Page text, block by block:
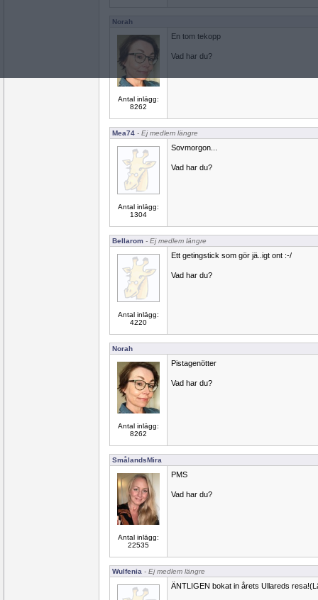
Norah
Antal inlägg:
8262
En tom tekopp
Vad har du?
Mea74 - Ej medlem längre
Antal inlägg:
1304
Sovmorgon...
Vad har du?
Bellarom - Ej medlem längre
Antal inlägg:
4220
Ett getingstick som gör jä..igt ont :-/
Vad har du?
Norah
Antal inlägg:
8262
Pistagenötter
Vad har du?
SmålandsMira
Antal inlägg:
22535
PMS
Vad har du?
Wulfenia - Ej medlem längre
ÄNTLIGEN bokat in årets Ullareds